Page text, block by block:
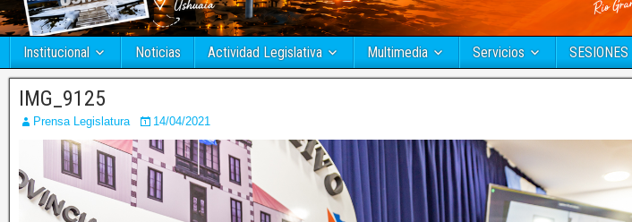
Institucional Noticias Actividad Legislativa Multimedia Servicios SESIONES
IMG_9125
Prensa Legislatura 14/04/2021